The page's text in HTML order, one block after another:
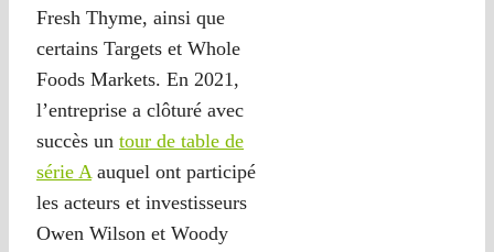
Fresh Thyme, ainsi que
certains Targets et Whole
Foods Markets. En 2021,
l’entreprise a clôturé avec
succès un tour de table de
série Aauquel ont participé
les acteurs et investisseurs
Owen Wilson et Woody